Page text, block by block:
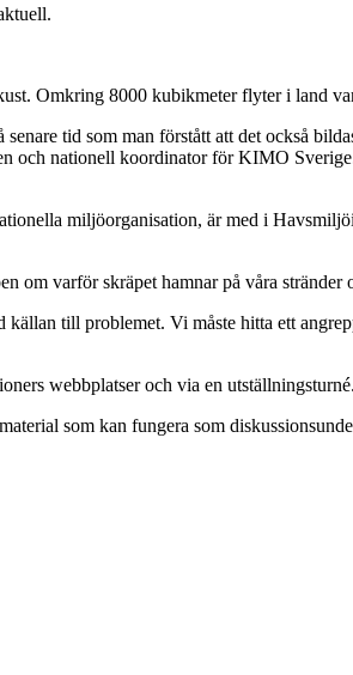
Omkring 8000 kubikmeter flyter i land
tid som man förstått att det också
och nationell koordinator för KIMO
miljöorganisation, är med i
om varför skräpet hamnar på våra
till problemet. Vi måste hitta ett
webbplatser och via en utställningsturné.
som kan fungera som